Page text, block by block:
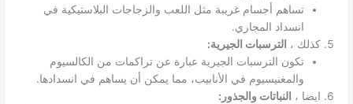
تساهم أجسام غريبة مثل اللعب والزجاجات البلاستيكية في
انسداد المجاري.
كذلك ، الترسبات الجيرية:
تكون الترسبات الجيرية عبارة عن تراكمات من الكالسيوم
والمغنيسيوم في الأنابيب، مما يمكن أن يساهم في انسدادها.
ايضا ، النباتات والجذور: